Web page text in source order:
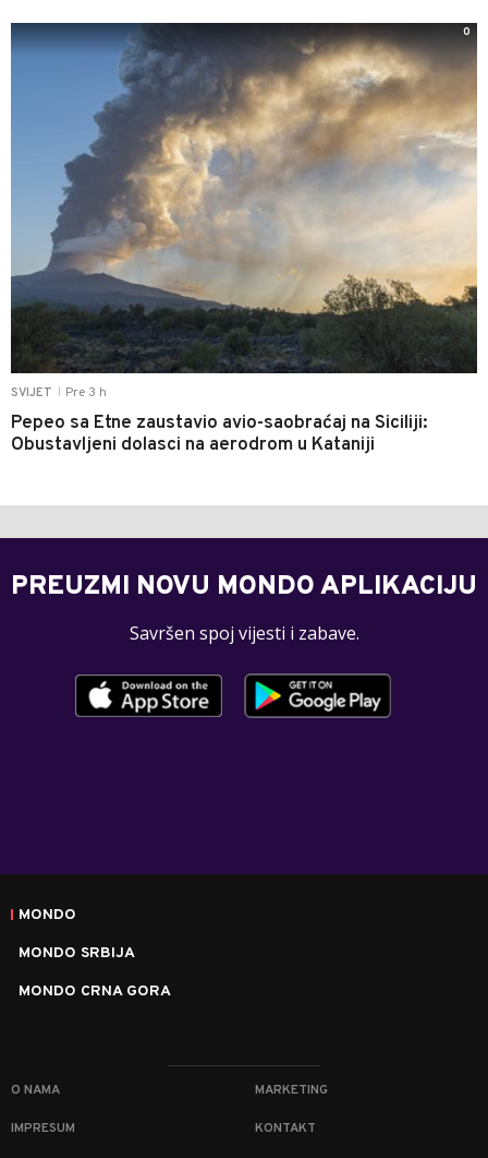
SVIJET Pre 3 h
Pepeo sa Etne zaustavio avio-saobraćaj na Siciliji:
Obustavljeni dolasci na aerodrom u Kataniji
0
PREUZMI NOVU MONDO APLIKACIJU
Savršen spoj vijesti i zabave.
MONDO
MONDO SRBIJA
MONDO CRNA GORA
O NAMA MARKETING
IMPRESUM KONTAKT